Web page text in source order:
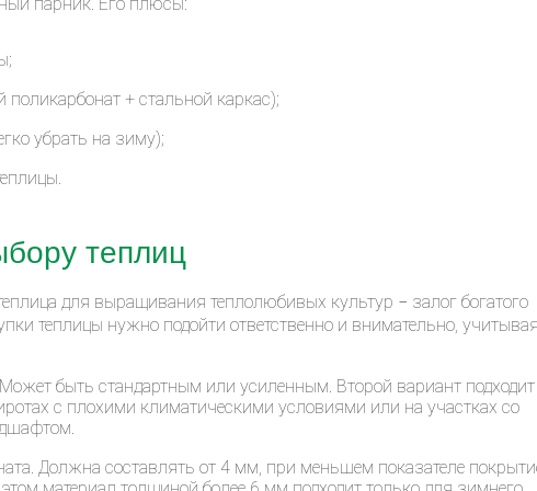
поликарбонат + стальной каркас);
убрать на зиму);
теплиц
для выращивания теплолюбивых культур − залог богатого
теплицы нужно подойти ответственно и внимательно, учитывая
быть стандартным или усиленным. Второй вариант
с плохими климатическими условиями или на участках со
Должна составлять от 4 мм, при меньшем показателе